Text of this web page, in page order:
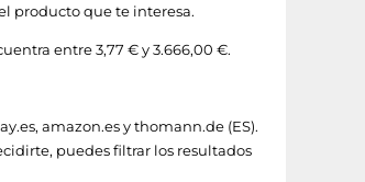
producto que te interesa.
entre 3,77 € y 3.666,00 €.
, amazon.esythomann.de (ES).
puedes filtrar los resultados